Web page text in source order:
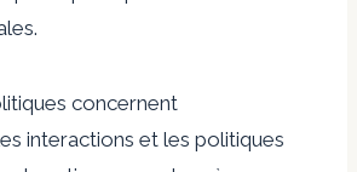
concernent
interactions et les politiques